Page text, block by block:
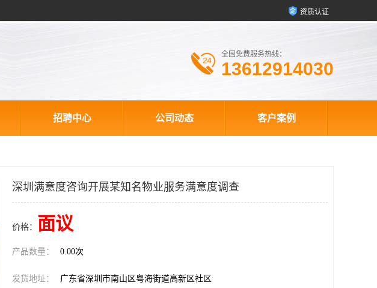
资质认证
全国免费服务热线：
13612914030
招聘中心 公司动态 客户案例
深圳满意度咨询开展某知名物业服务满意度调查
价格： 面议
产品数量： 0.00次
发货地址： 广东省深圳市南山区粤海街道高新区社区